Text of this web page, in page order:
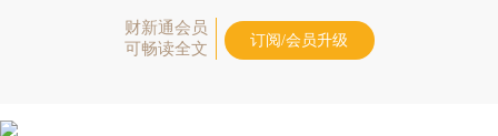
财新通会员
可畅读全文
订阅/会员升级